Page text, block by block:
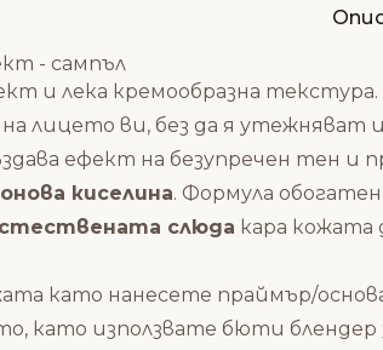
- сампъл
и лека кремообразна
лицето ви, без да я
ефект на безупречен тен и
киселина. Формула
слюда кара кожата
като нанесете праймър/
като използвате бюти блендер